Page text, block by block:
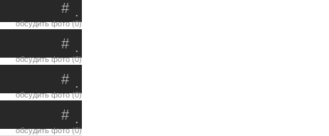
.
#
обсудить фото (0)
.
#
обсудить фото (0)
.
#
обсудить фото (0)
.
#
обсудить фото (0)